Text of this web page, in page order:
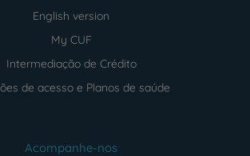
English version
My CUF
Intermediação de Crédito
de acesso e Planos de saúde
Acompanhe-nos